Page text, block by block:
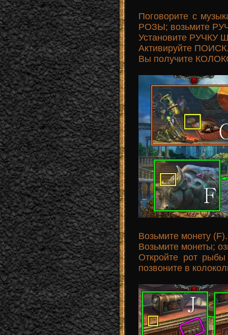
Поговорите с
РOЗЫ; возьмите
Установите РУЧКУ
Активируйте
Вы получите
Возьмите монету (F).
Возьмите монеты;
Откройте рот
позвоните в